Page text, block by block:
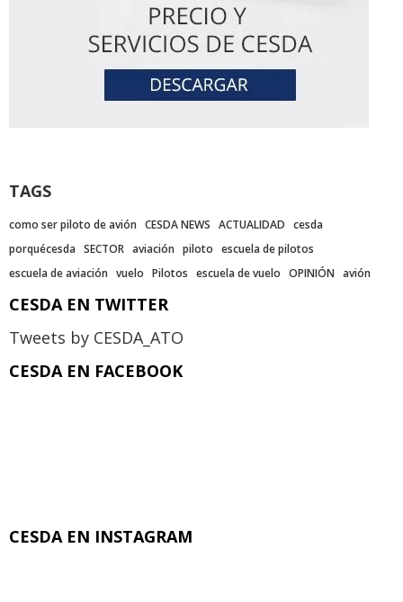
TAGS
como ser piloto de avión CESDA NEWS ACTUALIDAD cesda
porquécesda SECTOR aviación piloto escuela de pilotos
escuela de aviación vuelo Pilotos escuela de vuelo OPINIÓN avión
CESDA EN TWITTER
Tweets by CESDA_ATO
CESDA EN FACEBOOK
CESDA EN INSTAGRAM